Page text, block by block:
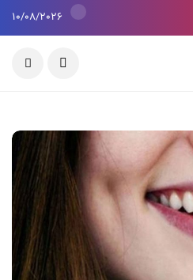
10/08/2026